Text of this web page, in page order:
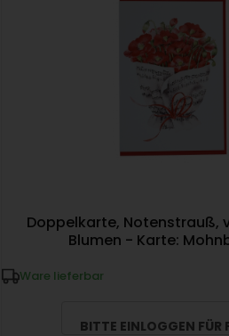
Doppelkarte, Notenstrauß,
Blumen - Karte:
Ware lieferbar
BITTE EINLOGGEN FÜR